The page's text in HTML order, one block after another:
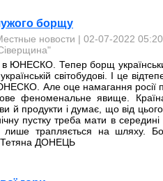
борщу
новости | 02-07-2022
в ЮНЕСКО. Тепер борщ
світобудові. І це
Але оце намагання росії
феноменальне явище.
й продукти і думає, що від
пустку треба мати в
лише трапляється на шляху.
Тетяна ДОНЕЦЬ